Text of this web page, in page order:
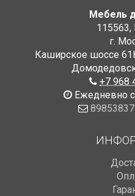
Мебель
115563,
г.
Каширское шоссе
+7 968
Ежедневно с